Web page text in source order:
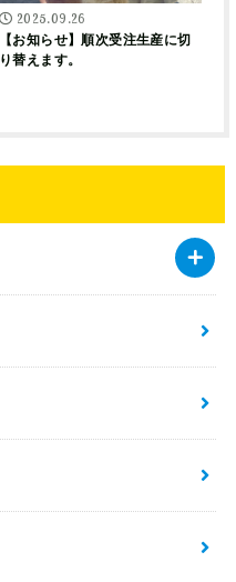
2025.09.26
【お知らせ】順次受注生産に切
り替えます。